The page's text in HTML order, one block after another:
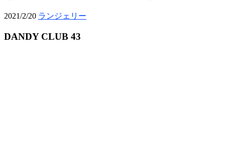
2021/2/20 ランジェリー
DANDY CLUB 43